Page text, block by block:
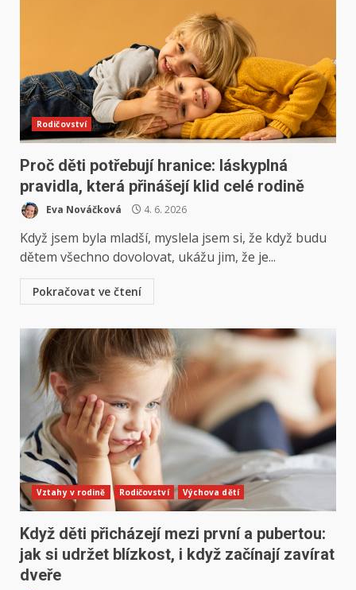
Rodičovství
Proč děti potřebují hranice: láskyplná
pravidla, která přinášejí klid celé rodině
Eva Nováčková 4. 6. 2026
Když jsem byla mladší, myslela jsem si, že když budu
dětem všechno dovolovat, ukážu jim, že je...
Pokračovat ve čtení
Vztahy v rodině Rodičovství Výchova dětí
Když děti přicházejí mezi první a pubertou:
jak si udržet blízkost, i když začínají zavírat
dveře